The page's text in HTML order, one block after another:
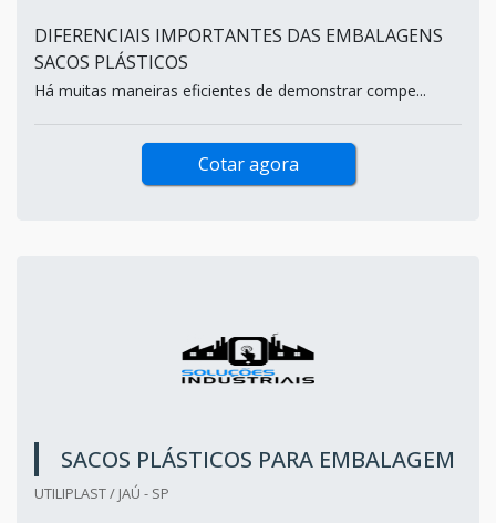
DIFERENCIAIS IMPORTANTES DAS EMBALAGENS
SACOS PLÁSTICOS
Há muitas maneiras eficientes de demonstrar compe...
Cotar agora
SACOS PLÁSTICOS PARA EMBALAGEM
UTILIPLAST / JAÚ - SP